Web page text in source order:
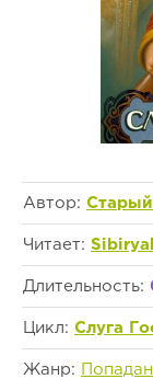
Автор:
Читает:
Длительность:
Цикл: Слуга
Жанр: